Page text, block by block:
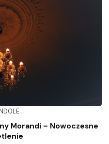
Morandi – Nowoczesne